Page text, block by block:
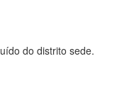
do distrito sede.